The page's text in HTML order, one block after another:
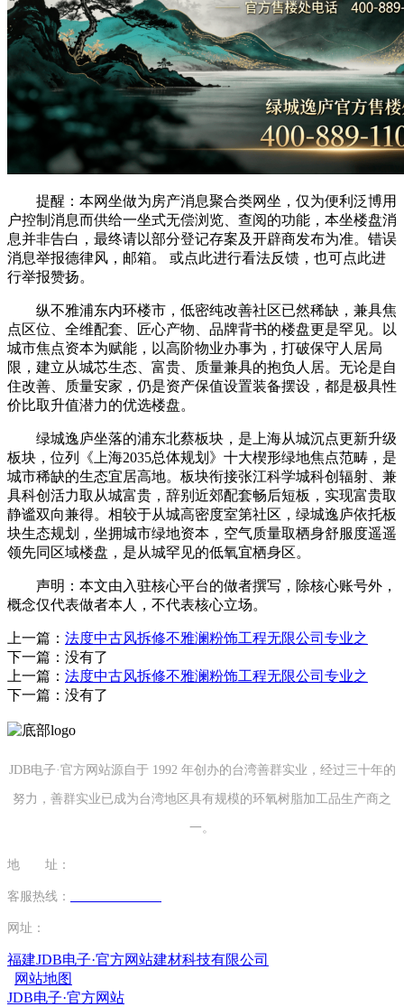
提醒：本网坐做为房产消息聚合类网坐，仅为便利泛博用
户控制消息而供给一坐式无偿浏览、查阅的功能，本坐楼盘消
息并非告白，最终请以部分登记存案及开辟商发布为准。错误
消息举报德律风，邮箱。 或点此进行看法反馈，也可点此进
行举报赞扬。
纵不雅浦东内环楼市，低密纯改善社区已然稀缺，兼具焦
点区位、全维配套、匠心产物、品牌背书的楼盘更是罕见。以
城市焦点资本为赋能，以高阶物业办事为，打破保守人居局
限，建立从城芯生态、富贵、质量兼具的抱负人居。无论是自
住改善、质量安家，仍是资产保值设置装备摆设，都是极具性
价比取升值潜力的优选楼盘。
绿城逸庐坐落的浦东北蔡板块，是上海从城沉点更新升级
板块，位列《上海2035总体规划》十大楔形绿地焦点范畴，是
城市稀缺的生态宜居高地。板块衔接张江科学城科创辐射、兼
具科创活力取从城富贵，辞别近郊配套畅后短板，实现富贵取
静谧双向兼得。相较于从城高密度室第社区，绿城逸庐依托板
块生态规划，坐拥城市绿地资本，空气质量取栖身舒服度遥遥
领先同区域楼盘，是从城罕见的低氧宜栖身区。
声明：本文由入驻核心平台的做者撰写，除核心账号外，
概念仅代表做者本人，不代表核心立场。
上一篇： 法度中古风拆修不雅澜粉饰工程无限公司专业之
下一篇：没有了
上一篇： 法度中古风拆修不雅澜粉饰工程无限公司专业之
下一篇：没有了
JDB电子·官方网站源自于 1992 年创办的台湾善群实业，经过三十年的
努力，善群实业已成为台湾地区具有规模的环氧树脂加工品生产商之
一。
地 址：
客服热线：
网址：
福建JDB电子·官方网站建材科技有限公司
网站地图
JDB电子·官方网站